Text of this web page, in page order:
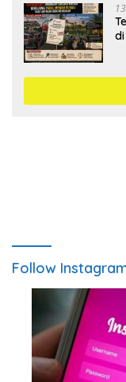
Follow